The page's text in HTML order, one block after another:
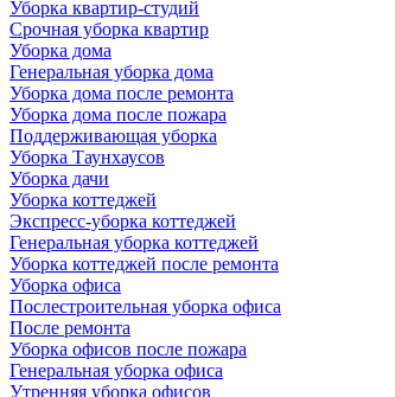
Уборка квартир-студий
Срочная уборка квартир
Уборка дома
Генеральная уборка дома
Уборка дома после ремонта
Уборка дома после пожара
Поддерживающая уборка
Уборка Таунхаусов
Уборка дачи
Уборка коттеджей
Экспресс-уборка коттеджей
Генеральная уборка коттеджей
Уборка коттеджей после ремонта
Уборка офиса
Послестроительная уборка офиса
После ремонта
Уборка офисов после пожара
Генеральная уборка офиса
Утренняя уборка офисов